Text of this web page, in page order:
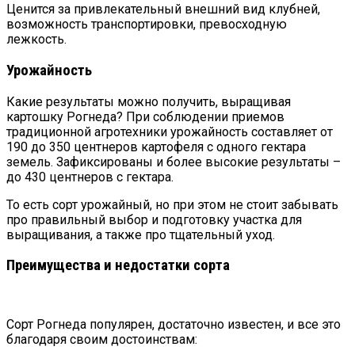
Ценится за привлекательный внешний вид клубней,
возможность транспортировки, превосходную
лежкость.
Урожайность
Какие результаты можно получить, выращивая
картошку Рогнеда? При соблюдении приемов
традиционной агротехники урожайность составляет от
190 до 350 центнеров картофеля с одного гектара
земель. Зафиксированы и более высокие результаты –
до 430 центнеров с гектара.
То есть сорт урожайный, но при этом не стоит забывать
про правильный выбор и подготовку участка для
выращивания, а также про тщательный уход.
Преимущества и недостатки сорта
Сорт Рогнеда популярен, достаточно известен, и все это
благодаря своим достоинствам: